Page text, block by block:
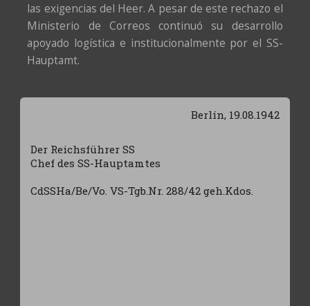
las exigencias del Heer. A pesar de este rechazo el
Ministerio de Correos continuó su desarrollo
apoyado logística e institucionalmente por el SS-
Hauptamt.
Berlín, 19.08.1942
Der Reichsführer SS
Chef des SS-Hauptamtes
CdSSHa/Be/Vo. VS-Tgb.Nr. 288/42 geh.Kdos.